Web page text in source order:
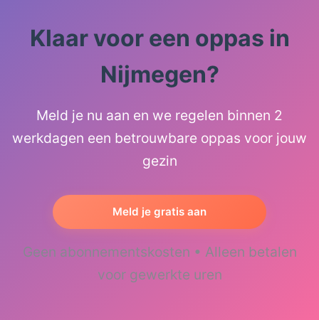
Klaar voor een oppas in
Nijmegen?
Meld je nu aan en we regelen binnen 2
werkdagen een betrouwbare oppas voor jouw
gezin
Meld je gratis aan
Geen abonnementskosten • Alleen betalen
voor gewerkte uren